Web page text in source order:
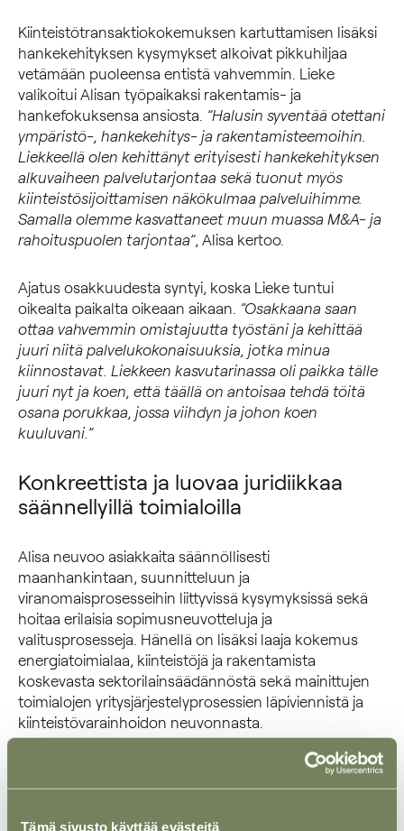
Tämä sivusto käyttää evästeitä
Kiinteistötransaktiokokemuksen kartuttamisen lisäksi
hankekehityksen kysymykset alkoivat pikkuhiljaa
vetämään puoleensa entistä vahvemmin. Lieke
valikoitui Alisan työpaikaksi rakentamis- ja
hankefokuksensa ansiosta. ”Halusin syventää otettani
ympäristö-, hankekehitys- ja rakentamisteemoihin.
Liekkeellä olen kehittänyt erityisesti hankekehityksen
alkuvaiheen palvelutarjontaa sekä tuonut myös
kiinteistösijoittamisen näkökulmaa palveluihimme.
Samalla olemme kasvattaneet muun muassa M&A- ja
rahoituspuolen tarjontaa”, Alisa kertoo.
Ajatus osakkuudesta syntyi, koska Lieke tuntui
oikealta paikalta oikeaan aikaan. ”Osakkaana saan
ottaa vahvemmin omistajuutta työstäni ja kehittää
juuri niitä palvelukokonaisuuksia, jotka minua
kiinnostavat. Liekkeen kasvutarinassa oli paikka tälle
juuri nyt ja koen, että täällä on antoisaa tehdä töitä
osana porukkaa, jossa viihdyn ja johon koen
kuuluvani.”
Konkreettista ja luovaa juridiikkaa
säännellyillä toimialoilla
Alisa neuvoo asiakkaita säännöllisesti
maanhankintaan, suunnitteluun ja
viranomaisprosesseihin liittyvissä kysymyksissä sekä
hoitaa erilaisia sopimusneuvotteluja ja
valitusprosesseja. Hänellä on lisäksi laaja kokemus
energiatoimialaa, kiinteistöjä ja rakentamista
koskevasta sektorilainsäädännöstä sekä mainittujen
toimialojen yritysjärjestelyprosessien läpiviennistä ja
kiinteistövarainhoidon neuvonnasta.
Alisa on myös mukana Suomen Asianajajien kiinteistö-
ja rakennusoikeuden sekä ympäristöoikeuden